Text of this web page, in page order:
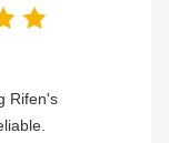
Rifen's